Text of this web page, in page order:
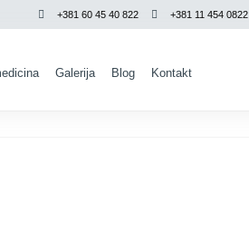
+381 60 45 40 822 +381 11 454 0822
Galerija Blog Kontakt